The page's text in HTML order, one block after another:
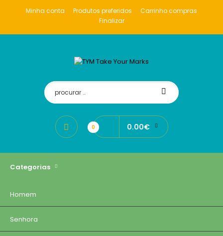
Minha conta Produtos preferidos
Carrinho compras
Finalizar
0 0.00€
Categorias
Homem
Senhora